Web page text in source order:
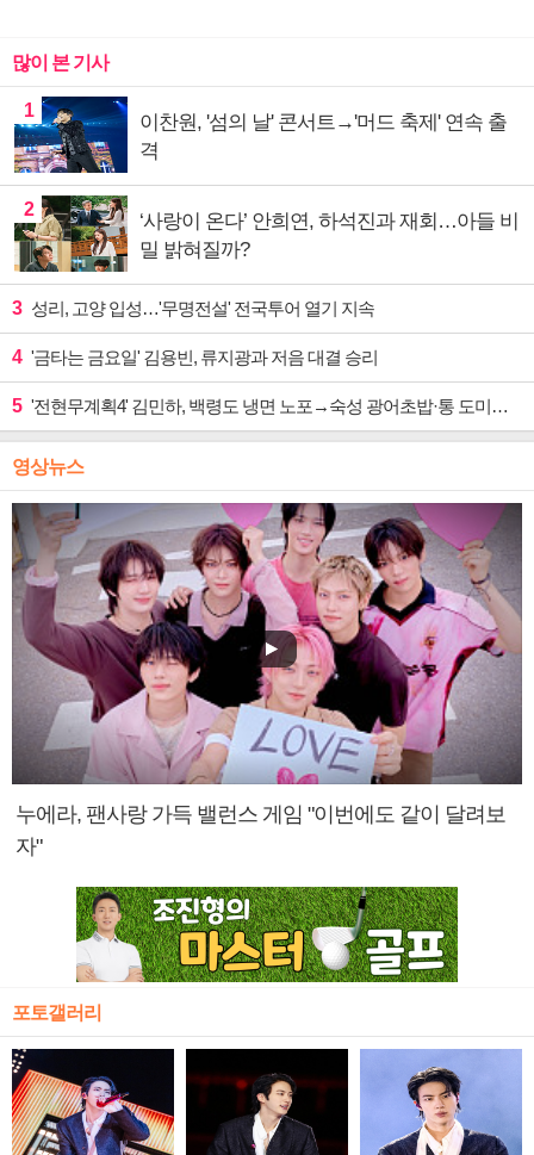
많이 본 기사
1
이찬원, '섬의 날' 콘서트→'머드 축제' 연속 출
격
2
‘사랑이 온다’ 안희연, 하석진과 재회…아들 비
밀 밝혀질까?
3 성리, 고양 입성…'무명전설' 전국투어 열기 지속
4 '금타는 금요일' 김용빈, 류지광과 저음 대결 승리
5 '전현무계획4' 김민하, 백령도 냉면 노포→숙성 광어초밥·통 도미찜 맛집 탐방
영상뉴스
누에라, 팬사랑 가득 밸런스 게임 "이번에도 같이 달려보
자"
포토갤러리